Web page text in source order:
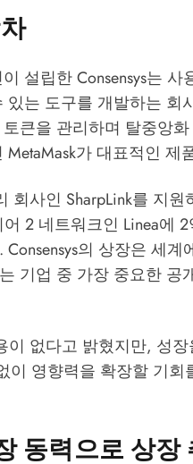
설립한 Consensys는 사
는 도구를 개발하는 회
큰을 관리하며 탈중앙
가 대표적인 제
회사인 SharpLink를 지
2 네트워크인 Linea에
의 상장은 세
기업 중 가장 중요한 공
이 없다고 밝혔지만, 성
영향력을 확장할 기회
동력으로 상장